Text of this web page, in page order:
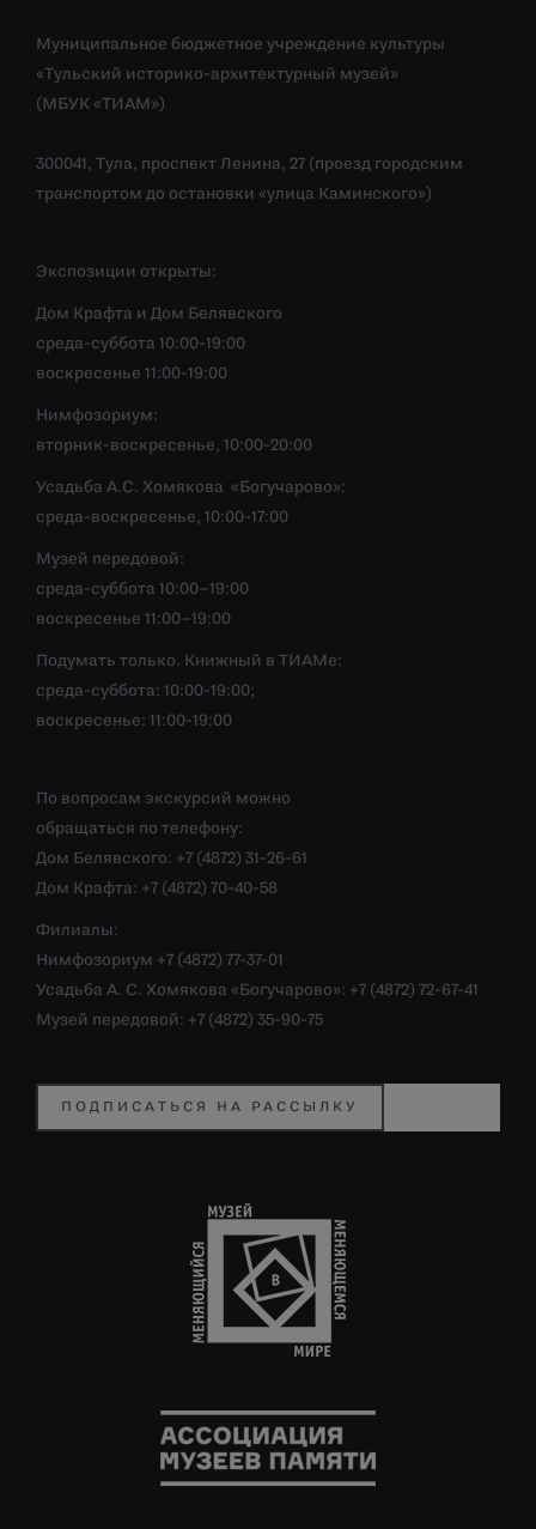
Муниципальное бюджетное учреждение культуры
«Тульский историко-архитектурный музей»
(МБУК «ТИАМ»)
300041, Тула, проспект Ленина, 27 (проезд городским
транспортом до остановки «улица Каминского»)
Экспозиции открыты:
Дом Крафта и Дом Белявского
среда-суббота 10:00-19:00
воскресенье 11:00-19:00
Нимфозориум:
вторник-воскресенье, 10:00-20:00
Усадьба А.С. Хомякова «Богучарово»:
среда-воскресенье, 10:00-17:00
Музей передовой:
среда-суббота 10:00–19:00
воскресенье 11:00–19:00
Подумать только. Книжный в ТИАМе:
среда-суббота: 10:00-19:00;
воскресенье: 11:00-19:00
По вопросам экскурсий можно
обращаться по телефону:
Дом Белявского: +7 (4872) 31-26-61
Дом Крафта: +7 (4872) 70-40-58
Филиалы:
Нимфозориум +7 (4872) 77-37-01
Усадьба А. С. Хомякова «Богучарово»: +7 (4872) 72-67-41
Музей передовой: +7 (4872) 35-90-75
ПОДПИСАТЬСЯ НА РАССЫЛКУ